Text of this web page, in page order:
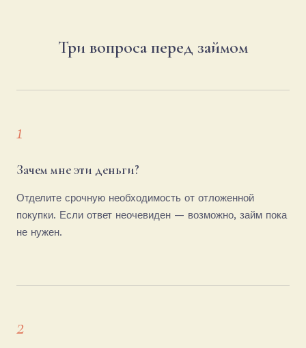
Три вопроса перед займом
1
Зачем мне эти деньги?
Отделите срочную необходимость от отложенной
покупки. Если ответ неочевиден — возможно, займ пока
не нужен.
2